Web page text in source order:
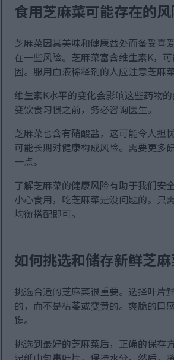
食用芝麻菜可能存在的
芝麻菜因其美味和健康益处而备受喜
在一些风险。芝麻菜富含维生素K，
固。服用血液稀释剂的人应注意芝麻
维生素K水平的变化会影响这些药物
变饮食习惯之前，务必咨询医生。
芝麻菜也含有硝酸盐，这可能令人担
可能长期对健康构成风险。需要更多
一点。
了解芝麻菜的健康风险有助于我们安
小心食用，吃芝麻菜是没问题的。只
均衡搭配即可。
如何挑选和储存新鲜芝
挑选合适的芝麻菜很重要。选择叶片
的，而不是枯萎或变黄的。爽脆的口
键。
挑选到最好的芝麻菜后，正确的保存